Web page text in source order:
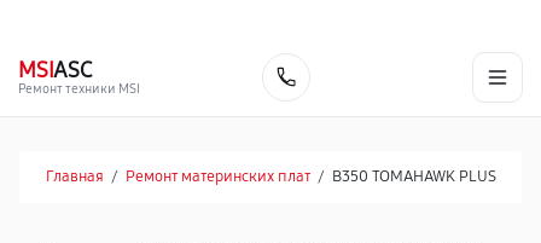
MSIASC
Ремонт техники MSI
Главная / Ремонт материнских плат / B350 TOMAHAWK PLUS